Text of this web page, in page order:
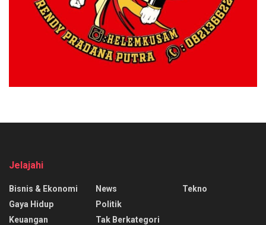
Jelajahi
Bisnis & Ekonomi
Gaya Hidup
Keuangan
News
Politik
Tak Berkategori
Tekno